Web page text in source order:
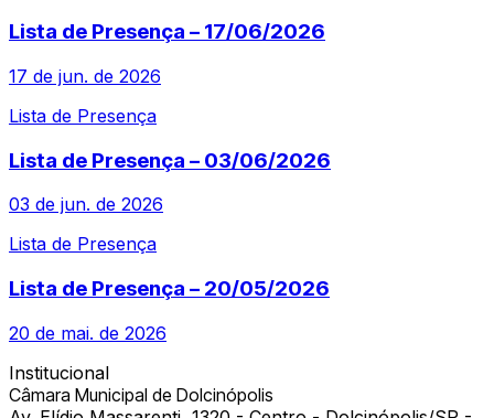
Lista de Presença – 17/06/2026
17 de jun. de 2026
Lista de Presença
Lista de Presença – 03/06/2026
03 de jun. de 2026
Lista de Presença
Lista de Presença – 20/05/2026
20 de mai. de 2026
Institucional
Câmara Municipal de Dolcinópolis